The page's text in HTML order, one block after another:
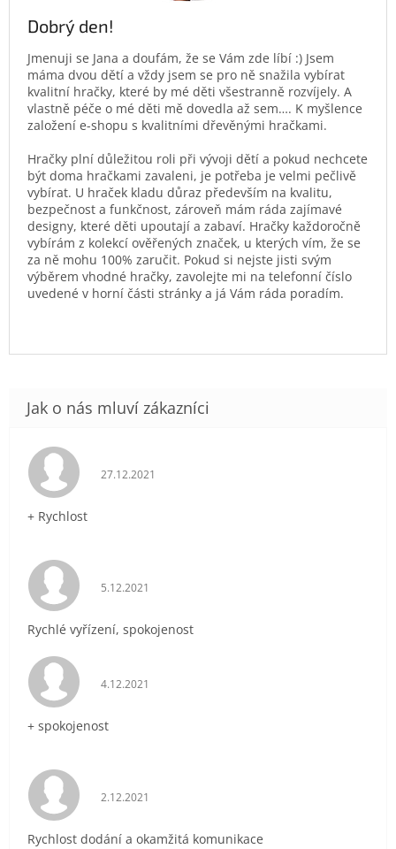
Dobrý den!
Jmenuji se Jana a doufám, že se Vám zde líbí :) Jsem
máma dvou dětí a vždy jsem se pro ně snažila vybírat
kvalitní hračky, které by mé děti všestranně rozvíjely. A
vlastně péče o mé děti mě dovedla až sem…. K myšlence
založení e-shopu s kvalitními dřevěnými hračkami.
Hračky plní důležitou roli při vývoji dětí a pokud nechcete
být doma hračkami zavaleni, je potřeba je velmi pečlivě
vybírat. U hraček kladu důraz především na kvalitu,
bezpečnost a funkčnost, zároveň mám ráda zajímavé
designy, které děti upoutají a zabaví. Hračky každoročně
vybírám z kolekcí ověřených značek, u kterých vím, že se
za ně mohu 100% zaručit. Pokud si nejste jisti svým
výběrem vhodné hračky, zavolejte mi na telefonní číslo
uvedené v horní části stránky a já Vám ráda poradím.
Hodnocení obchodu je 5 z 5 hvězdiček.
27.12.2021
+ Rychlost
Hodnocení obchodu je 5 z 5 hvězdiček.
5.12.2021
Rychlé vyřízení, spokojenost
Hodnocení obchodu je 5 z 5 hvězdiček.
4.12.2021
+ spokojenost
Hodnocení obchodu je 5 z 5 hvězdiček.
2.12.2021
Rychlost dodání a okamžitá komunikace